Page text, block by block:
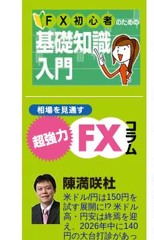
米ドル/円は150円を
試す展開に!? 米ドル
高・円安は終焉を迎
え、2026年中に140
円の大台打診があっ